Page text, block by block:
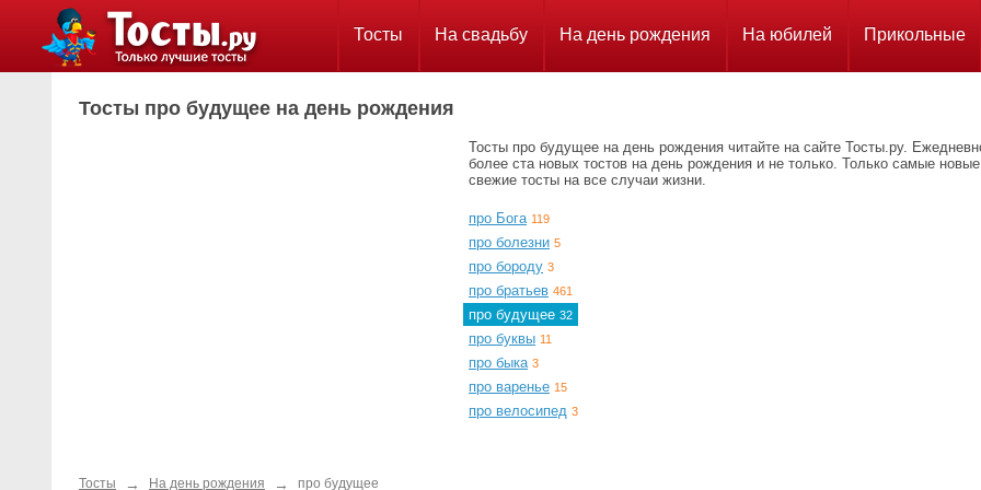
Тосты На свадьбу На день рождения На юбилей Прикольные
Тосты про будущее на день рождения
Тосты про будущее на день рождения читайте на сайте Тосты.ру.
более ста новых тостов на день рождения и не только. Только самые
свежие тосты на все случаи жизни.
про Бога 119
про болезни 5
про бороду 3
про братьев 461
про будущее 32
про буквы 11
про быка 3
про варенье 15
про велосипед 3
Тосты → На день рождения → про будущее